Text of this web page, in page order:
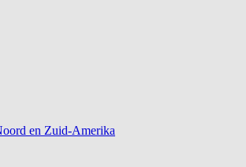
en Zuid-Amerika